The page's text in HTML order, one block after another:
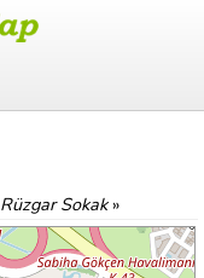
Rüzgar Sokak»